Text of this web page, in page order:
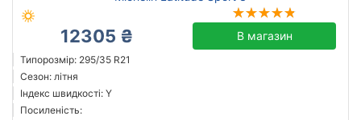
12305 ₴ В магазин
Типорозмір: 295/35 R21
Сезон: літня
Індекс швидкості: Y
Посиленість: